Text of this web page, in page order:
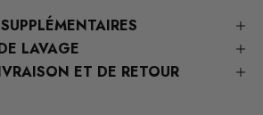
LAVAGE
ET DE RETOUR